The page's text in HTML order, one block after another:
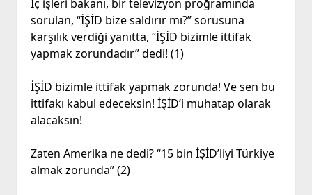
İç işleri bakanı, bir televizyon proğramında
sorulan, “İŞİD bize saldırır mı?” sorusuna
karşılık verdiği yanıtta, “İŞİD bizimle ittifak
yapmak zorundadır” dedi! (1)
İŞİD bizimle ittifak yapmak zorunda! Ve sen bu
ittifakı kabul edeceksin! İŞİD’i muhatap olarak
alacaksın!
Zaten Amerika ne dedi? “15 bin İŞİD’liyi Türkiye
almak zorunda” (2)